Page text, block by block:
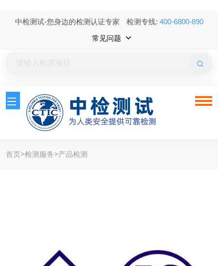
中检测试-您身边的检测认证专家 检测专线: 400-6800-890
常见问题
首页>检测服务>产品检测